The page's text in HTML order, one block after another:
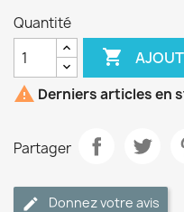
Quantité

 Derniers articles en
Partager
Donnez votre avis